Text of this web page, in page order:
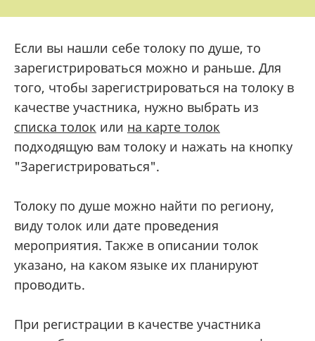
Если вы нашли себе толоку по душе, то
зарегистрироваться можно и раньше. Для
того, чтобы зарегистрироваться на толоку в
качестве участника, нужно выбрать из
списка толок или на карте толок
подходящую вам толоку и нажать на кнопку
"Зарегистрироваться".
Толоку по душе можно найти по региону,
виду толок или дате проведения
мероприятия. Также в описании толок
указано, на каком языке их планируют
проводить.
При регистрации в качестве участника